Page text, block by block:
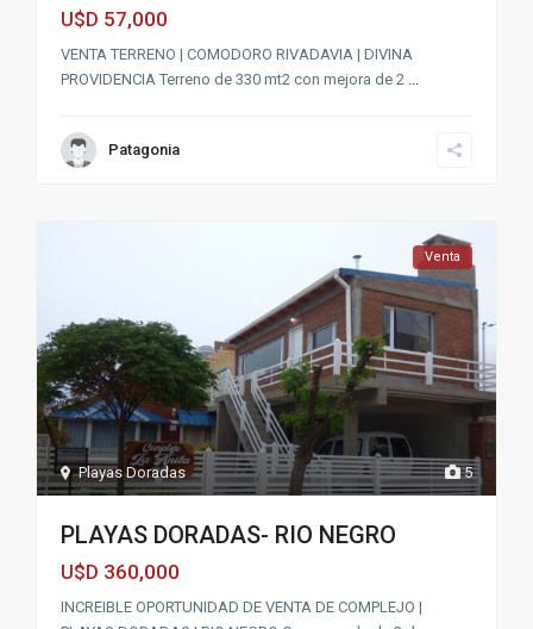
U$D 57,000
VENTA TERRENO | COMODORO RIVADAVIA | DIVINA
PROVIDENCIA Terreno de 330 mt2 con mejora de 2
Patagonia
5
Playas Doradas
Venta
PLAYAS DORADAS- RIO NEGRO
U$D 360,000
INCREIBLE OPORTUNIDAD DE VENTA DE COMPLEJO |